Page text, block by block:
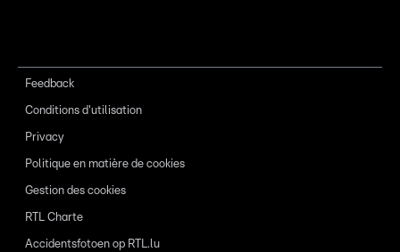
Feedback
Conditions d'utilisation
Privacy
Politique en matière de cookies
Gestion des cookies
RTL Charte
Accidentsfotoen op RTL.lu